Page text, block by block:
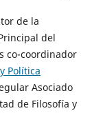
de la
del
co-coordinador
Política
Asociado
de Filosofía y